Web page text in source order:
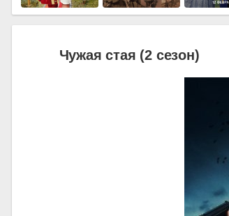
Чужая стая (2 сезон)